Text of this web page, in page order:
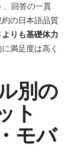
、回答の一貫
の日本語品質
りも基礎体力
満足度は高く
別の
ト
モバ